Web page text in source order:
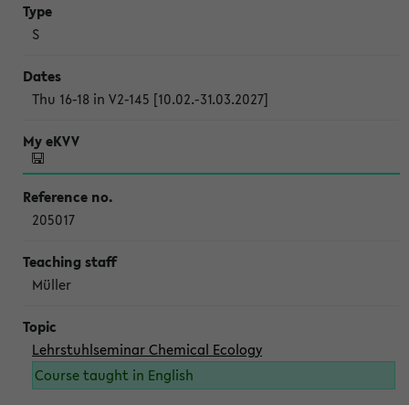
S
Thu 16-18 in V2-145 [10.02.-31.03.2027]
205017
Müller
Lehrstuhlseminar Chemical Ecology
Course taught in English